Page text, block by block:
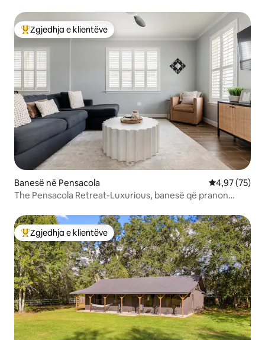
Më të mirat e zgjedhjeve të klientëve
Zgjedhja e klientëve
Banesë në Pensacola Vlerësimi
4,97 (75)
The Pensacola Retreat-Luxurious, banesë që pranon
Më të mirat e zgjedhjeve të klientëve
Zgjedhja e klientëve